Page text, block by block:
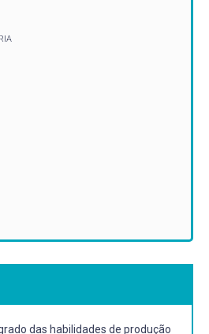
das habilidades de produção